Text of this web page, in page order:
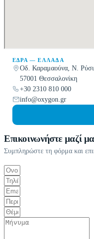
ΈΔΡΑ — ΕΛΛΆΔΑ
Οδ. Καραμαούνα, Ν.
57001 Θεσσαλονίκη
+30 2310 810 000
info@oxygon.gr
Επικοινωνήστε μαζί
Συμπληρώστε τη φόρμα και